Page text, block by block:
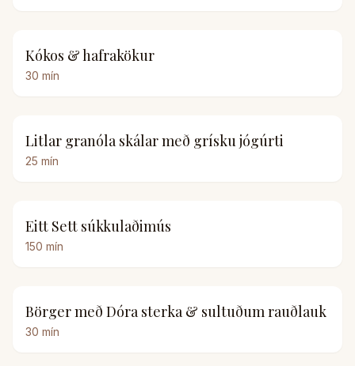
Kókos & hafrakökur
30 mín
Litlar granóla skálar með grísku jógúrti
25 mín
Eitt Sett súkkulaðimús
150 mín
Börger með Dóra sterka & sultuðum rauðlauk
30 mín